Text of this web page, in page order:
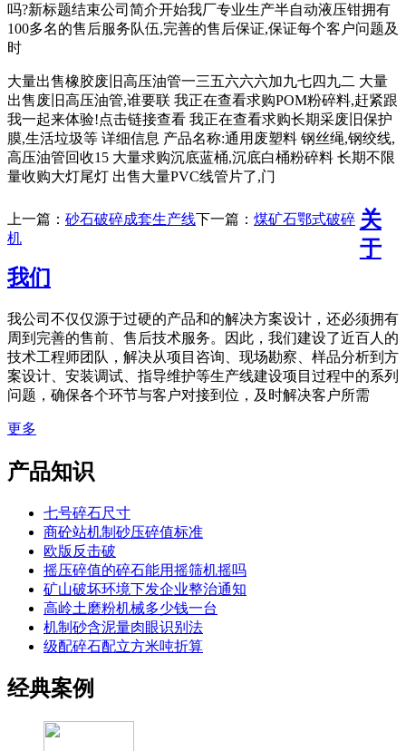
吗?新标题结束公司简介开始我厂专业生产半自动液压钳拥有
100多名的售后服务队伍,完善的售后保证,保证每个客户问题及
时
大量出售橡胶废旧高压油管一三五六六六加九七四九二 大量
出售废旧高压油管,谁要联 我正在查看求购POM粉碎料,赶紧跟
我一起来体验!点击链接查看 我正在查看求购长期采废旧保护
膜,生活垃圾等 详细信息 产品名称:通用废塑料 钢丝绳,钢绞线,
高压油管回收15 大量求购沉底蓝桶,沉底白桶粉碎料 长期不限
量收购大灯尾灯 出售大量PVC线管片了,门
上一篇： 砂石破碎成套生产线下一篇： 煤矿石鄂式破碎
机
关
于
我们
我公司不仅仅源于过硬的产品和的解决方案设计，还必须拥有
周到完善的售前、售后技术服务。因此，我们建设了近百人的
技术工程师团队，解决从项目咨询、现场勘察、样品分析到方
案设计、安装调试、指导维护等生产线建设项目过程中的系列
问题，确保各个环节与客户对接到位，及时解决客户所需
更多
产品知识
七号碎石尺寸
商砼站机制砂压碎值标准
欧版反击破
摇压碎值的碎石能用摇筛机摇吗
矿山破坏环境下发企业整治通知
高岭土磨粉机械多少钱一台
机制砂含泥量肉眼识别法
级配碎石配立方米吨折算
经典案例